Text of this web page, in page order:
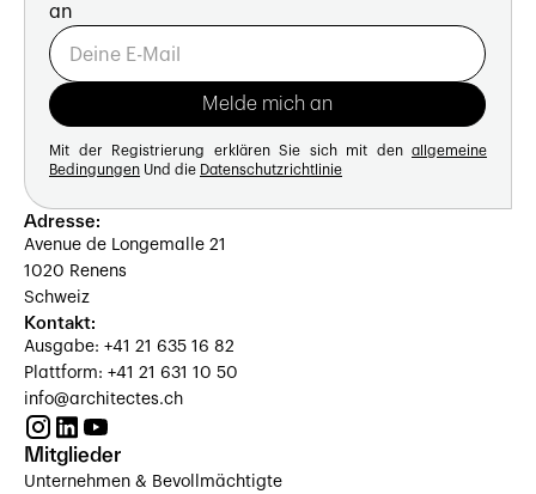
an
Mit der Registrierung erklären Sie sich mit den allgemeine
Bedingungen Und die Datenschutzrichtlinie
Adresse:
Avenue de Longemalle 21
1020 Renens
Schweiz
Kontakt:
Ausgabe: +41 21 635 16 82
Plattform: +41 21 631 10 50
info@architectes.ch
Mitglieder
Unternehmen & Bevollmächtigte